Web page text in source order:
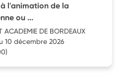
l'animation de la
ou ...
ACADEMIE DE BORDEAUX
10 décembre 2026